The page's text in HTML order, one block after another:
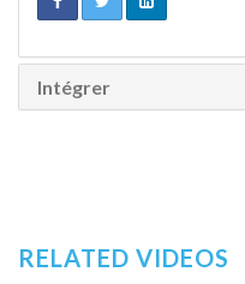
Intégrer
RELATED VIDEOS